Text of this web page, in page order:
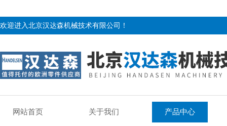
欢迎进入北京汉达森机械技术有限公司！
网站首页 关于我们 产品中心